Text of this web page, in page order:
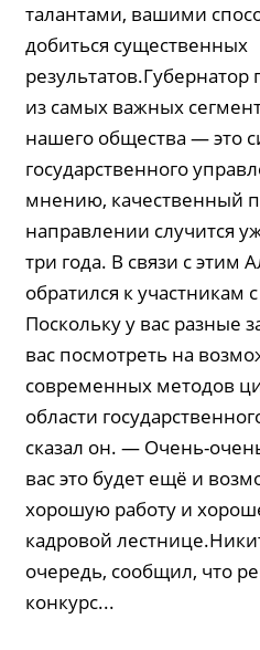
талантами, вашими
добиться существенных
из самых важных
нашего общества — это
государственного
мнению, качественный
направлении случится
три года. В связи с этим
обратился к участникам
Поскольку у вас разные
вас посмотреть на
современных методов
области
сказал он. — Очень-
вас это будет ещё и
хорошую работу и
кадровой
очередь, сообщил, что
конкурс...